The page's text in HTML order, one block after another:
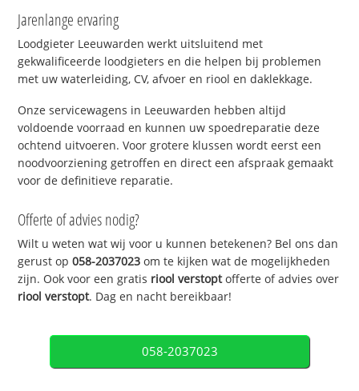
Jarenlange ervaring
Loodgieter Leeuwarden werkt uitsluitend met
gekwalificeerde loodgieters en die helpen bij problemen
met uw waterleiding, CV, afvoer en riool en daklekkage.
Onze servicewagens in Leeuwarden hebben altijd
voldoende voorraad en kunnen uw spoedreparatie deze
ochtend uitvoeren. Voor grotere klussen wordt eerst een
noodvoorziening getroffen en direct een afspraak gemaakt
voor de definitieve reparatie.
Offerte of advies nodig?
Wilt u weten wat wij voor u kunnen betekenen? Bel ons dan
gerust op058-2037023 om te kijken wat de mogelijkheden
zijn. Ook voor een gratis riool verstoptofferte of advies over
riool verstopt. Dag en nacht bereikbaar!
058-2037023